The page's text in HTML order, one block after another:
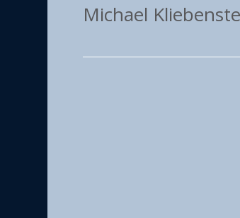
Michael